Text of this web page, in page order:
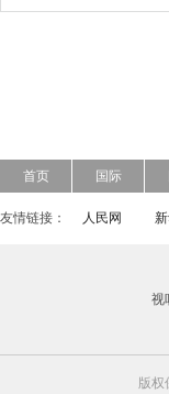
首页 国际
友情链接： 人民网
视
版